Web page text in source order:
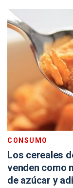
CONSUMO
Los cereales
venden como
de azúcar y